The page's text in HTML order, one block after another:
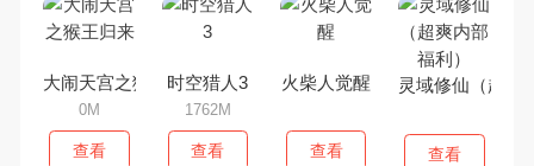
大闹天宫之猴王归来
0M
查看
时空猎人3
1762M
查看
火柴人觉醒
查看
灵域修仙（超爽
查看